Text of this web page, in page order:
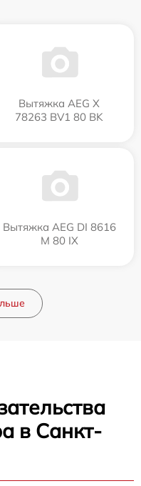
Вытяжка AEG X
78263 BV1 80 BK
Вытяжка AEG DI 8616
M 80 IX
в Санкт-